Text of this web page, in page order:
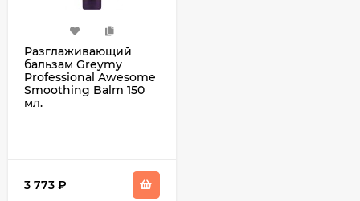
Разглаживающий
бальзам Greymy
Professional Awesome
Smoothing Balm 150
мл.
3 773 ₽